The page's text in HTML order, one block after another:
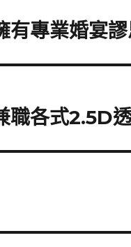
有專業婚宴
職各式2.5D